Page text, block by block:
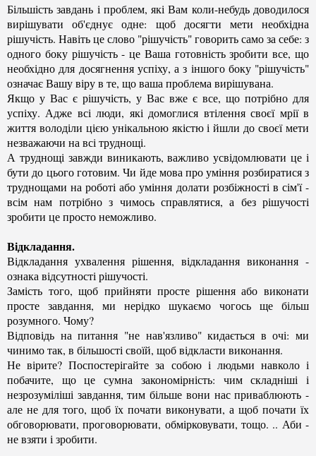
Більшість завдань і проблем, які Вам коли-небудь доводилося
вирішувати об'єднує одне: щоб досягти мети необхідна
рішучість. Навіть це слово "рішучість" говорить само за себе: з
одного боку рішучість - це Ваша готовність зробити все, що
необхідно для досягнення успіху, а з іншого боку "рішучість"
означає Вашу віру в те, що ваша проблема вирішувана.
Якщо у Вас є рішучість, у Вас вже є все, що потрібно для
успіху. Адже всі люди, які домоглися втілення своєї мрії в
життя володіли цією унікальною якістю і йшли до своєї мети
незважаючи на всі труднощі.
А труднощі завжди виникають, важливо усвідомлювати це і
бути до цього готовим. Чи йде мова про уміння розбиратися з
труднощами на роботі або уміння долати розбіжності в сім'ї -
всім нам потрібно з чимось справлятися, а без рішучості
зробити це просто неможливо.
Відкладання.
Відкладання ухвалення рішення, відкладання виконання -
ознака відсутності рішучості.
Замість того, щоб прийняти просте рішення або виконати
просте завдання, ми нерідко шукаємо чогось ще більш
розумного. Чому?
Відповідь на питання "не нав'язливо" кидається в очі: ми
чинимо так, в більшості своїй, щоб відкласти виконання.
Не вірите? Поспостерігайте за собою і людьми навколо і
побачите, що це сумна закономірність: чим складніші і
незрозуміліші завдання, тим більше вони нас приваблюють -
але не для того, щоб їх почати виконувати, а щоб почати їх
обговорювати, проговорювати, обмірковувати, тощо. .. Аби -
не взяти і зробити.